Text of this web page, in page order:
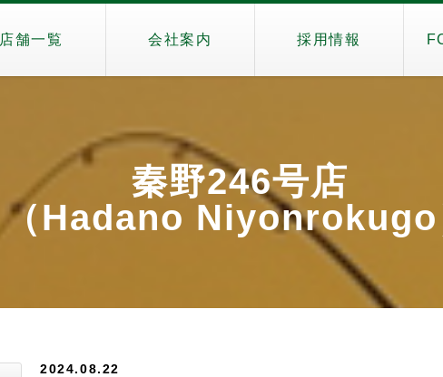
店舗一覧 会社案内 採用情報
秦野246号店
（Hadano Niyonrokugo
2024.08.22